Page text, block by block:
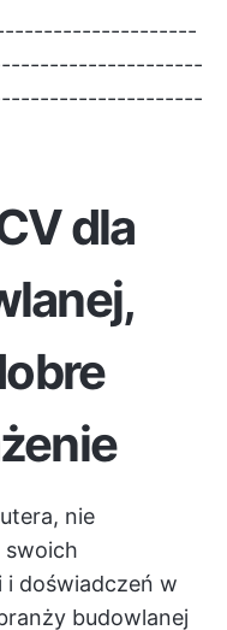
dla
nie
i doświadczeń w
budowlanej